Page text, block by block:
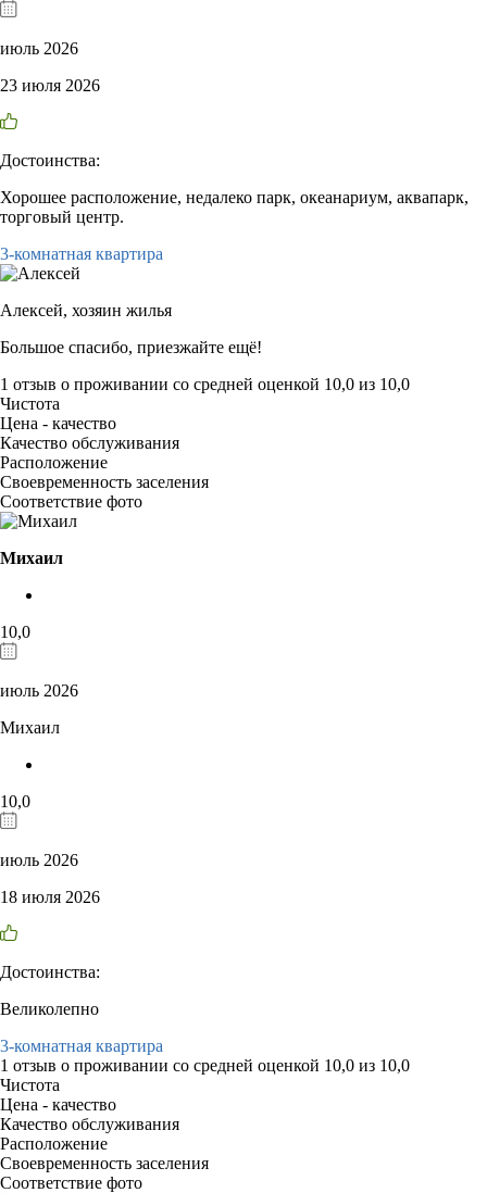
июль 2026
23 июля 2026
Достоинства:
Хорошее расположение, недалеко парк, океанариум, аквапарк,
торговый центр.
3-комнатная квартира
Алексей, хозяин жилья
Большое спасибо, приезжайте ещё!
1 отзыв о проживании со средней оценкой 10,0 из 10,0
Чистота
Цена - качество
Качество обслуживания
Расположение
Своевременность заселения
Соответствие фото
Михаил
10,0
июль 2026
Михаил
10,0
июль 2026
18 июля 2026
Достоинства:
Великолепно
3-комнатная квартира
1 отзыв о проживании со средней оценкой 10,0 из 10,0
Чистота
Цена - качество
Качество обслуживания
Расположение
Своевременность заселения
Соответствие фото